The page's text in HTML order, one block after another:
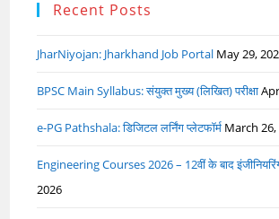
Recent Posts
JharNiyojan: Jharkhand Job Portal May 29,
BPSC Main Syllabus: संयुक्त मुख्य (लिखित) परीक्षा
e-PG Pathshala: डिजिटल लर्निंग प्लेटफॉर्म March 26,
Engineering Courses 2026 – 12वीं के बाद
2026